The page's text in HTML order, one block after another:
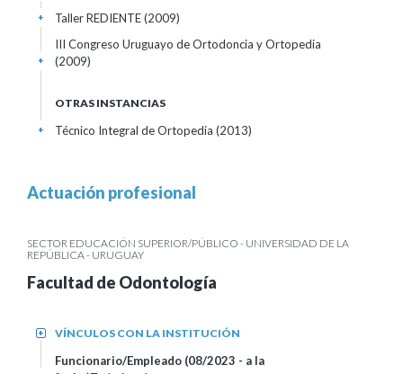
Taller REDIENTE(2009)
+
III Congreso Uruguayo de Ortodoncia y Ortopedia
(2009)
+
OTRAS INSTANCIAS
Técnico Integral de Ortopedia (2013)
+
Actuación profesional
SECTOR EDUCACIÓN SUPERIOR/PÚBLICO - UNIVERSIDAD DE LA
REPÚBLICA - URUGUAY
Facultad de Odontología
VÍNCULOS CON LA INSTITUCIÓN
+
Funcionario/Empleado (08/2023 - a la